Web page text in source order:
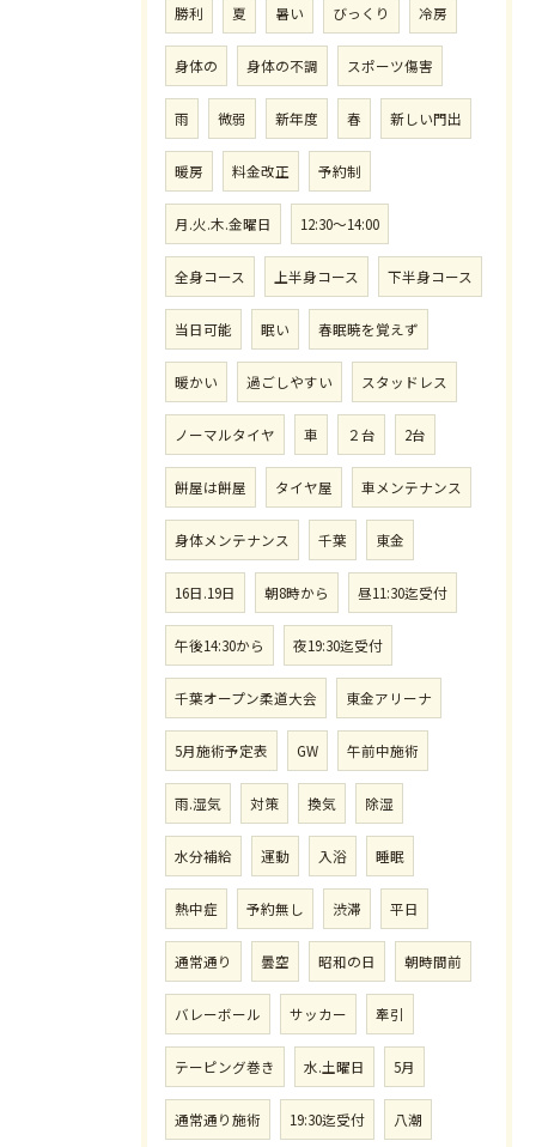
勝利 夏 暑い びっくり 冷房
身体の 身体の不調 スポーツ傷害
雨 微弱 新年度 春 新しい門出
暖房 料金改正 予約制
月.火.木.金曜日 12:30〜14:00
全身コース 上半身コース 下半身コース
当日可能 眠い 春眠暁を覚えず
暖かい 過ごしやすい スタッドレス
ノーマルタイヤ 車 ２台 2台
餅屋は餅屋 タイヤ屋 車メンテナンス
身体メンテナンス 千葉 東金
16日.19日 朝8時から 昼11:30迄受付
午後14:30から 夜19:30迄受付
千葉オープン柔道大会 東金アリーナ
5月施術予定表 GW 午前中施術
雨.湿気 対策 換気 除湿
水分補給 運動 入浴 睡眠
熱中症 予約無し 渋滞 平日
通常通り 曇空 昭和の日 朝時間前
バレーボール サッカー 牽引
テーピング巻き 水.土曜日 5月
通常通り施術 19:30迄受付 八潮